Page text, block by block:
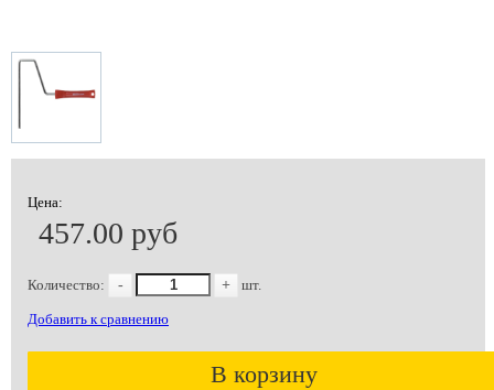
Цена:
457.00 руб
Количество: - + шт.
Добавить к сравнению
В корзину